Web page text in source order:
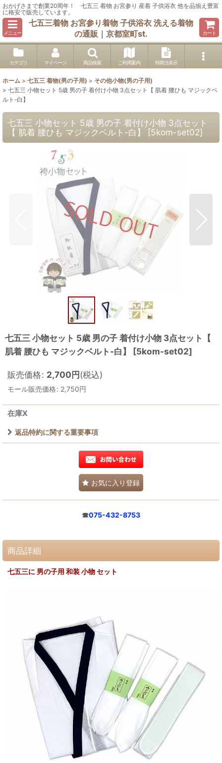
おかげさまで創業20周年！ 七五三 着物 お宮参り 産着 子供浴衣 他を品揃え豊富
に格安で販売しています。
メニュー
七五三着物 お宮参り着物 子供浴衣 洗える着物
の通販｜京都室町st.
カート
カテゴリ マイページ 商品検索 ご利用案内 特商法表示
ホーム > 七五三 着物(男の子用) > その他小物(男の子用)
> 七五三 小物セット 5歳 男の子 着付け小物 3点セット【 肌着 腰ひも マジックベ
ルト-白】
七五三 小物セット 5歳 男の子 着付け小物 3点セット
【 肌着 腰ひも マジックベルト-白】
[5kom-set02]
七五三 小物セット 5歳 男の子 着付け小物 3点セット【
肌着 腰ひも マジックベルト-白】
[5kom-set02]
販売価格: 2,700円(税込)
モール販売価格: 2,750円
在庫X
返品特約に関する重要事項
お気に入り登録
☎075-432-8753
商品詳細
七五三に 男の子用 和装 小物 セット